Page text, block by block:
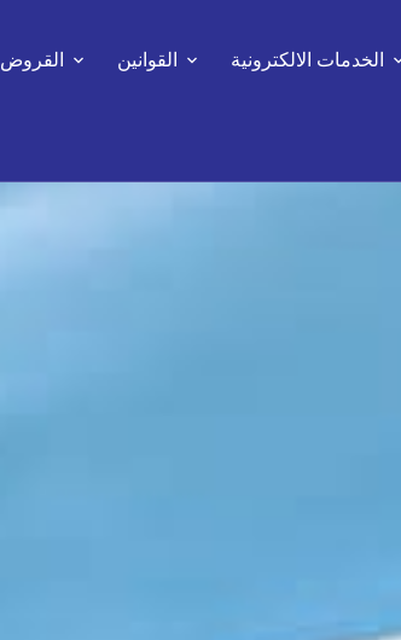
الخدمات الالكترونية القوانين القروض